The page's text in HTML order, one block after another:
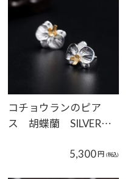
コチョウランのピア
ス 胡蝶蘭 SILVER…
5,300円 (税込)